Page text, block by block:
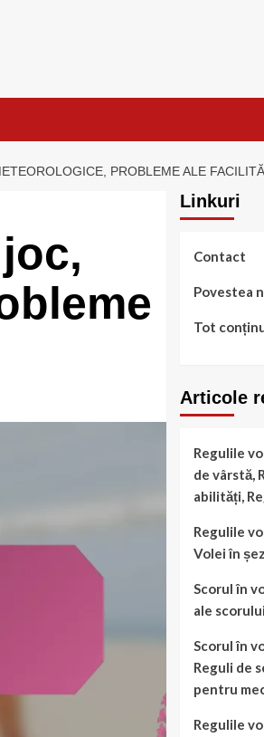
PROBLEME ALE
Linkuri
Contact
Povestea
Tot
Articole
Regulile
de vârstă,
abilități,
Regulile
Volei în
Scorul în
ale
Scorul în
Reguli de
pentru
Regulile